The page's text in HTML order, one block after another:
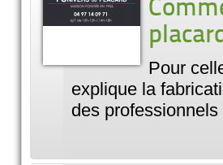
Pour
explique la
des professionnels